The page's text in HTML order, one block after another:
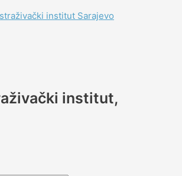
institut Sarajevo
institut,